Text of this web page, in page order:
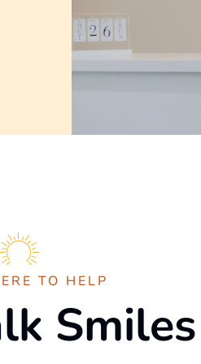
TO HELP
Smiles